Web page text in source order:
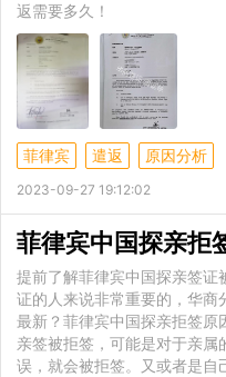
返需要多久！
菲律宾 遣返 原因分析
2023-09-27 19:12:02
菲律宾中国探亲拒
提前了解菲律宾中国探亲签证
证的人来说非常重要的，华商
最新？菲律宾中国探亲拒签原
亲签被拒签，可能是对于亲
误，就会被拒签。又或者是自